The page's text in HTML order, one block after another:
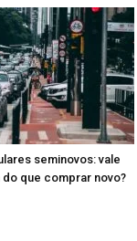
seminovos: vale
do que comprar novo?